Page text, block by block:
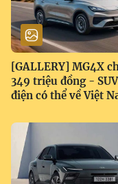
[GALLERY] MG4X
349 triệu đồng -
điện có thể về Việt